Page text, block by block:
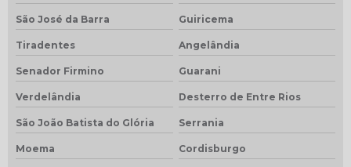
São José da Barra Guiricema
Tiradentes Angelândia
Senador Firmino Guarani
Verdelândia Desterro de Entre Rios
São João Batista do Glória Serrania
Moema Cordisburgo